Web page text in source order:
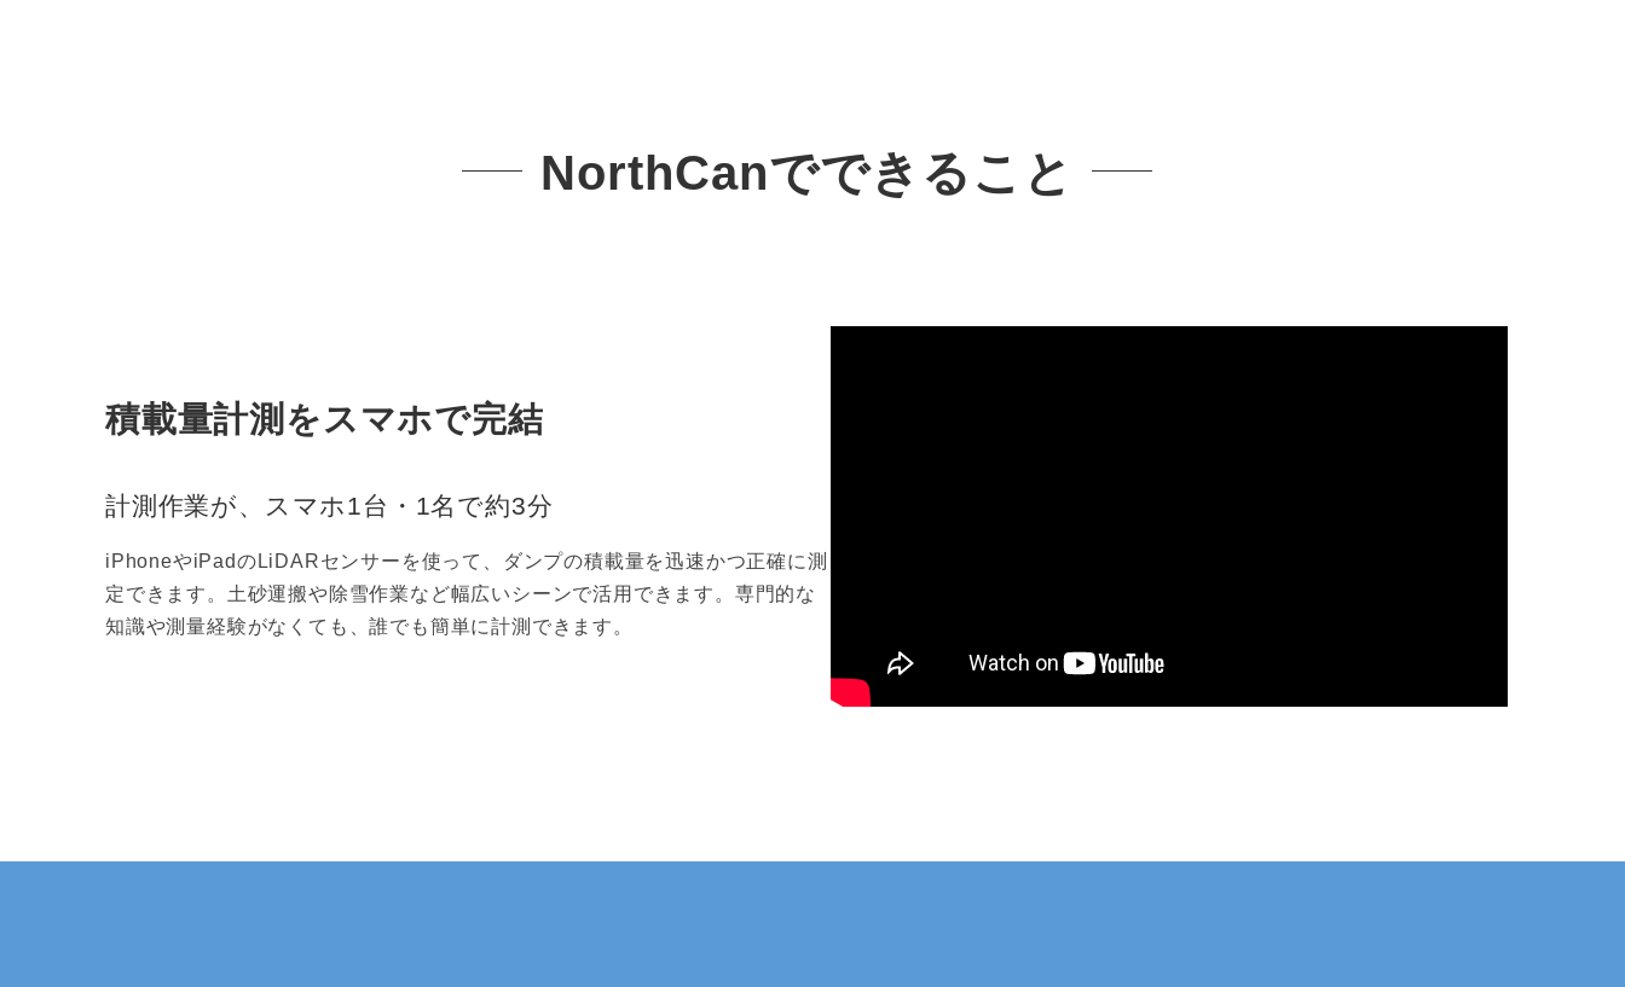
NorthCanでできること
積載量計測をスマホで完結
計測作業が、スマホ1台・1名で約3分
iPhoneやiPadのLiDARセンサーを使って、ダンプの積載量を迅速かつ正確に測
定できます。土砂運搬や除雪作業など幅広いシーンで活用できます。専門的な
知識や測量経験がなくても、誰でも簡単に計測できます。